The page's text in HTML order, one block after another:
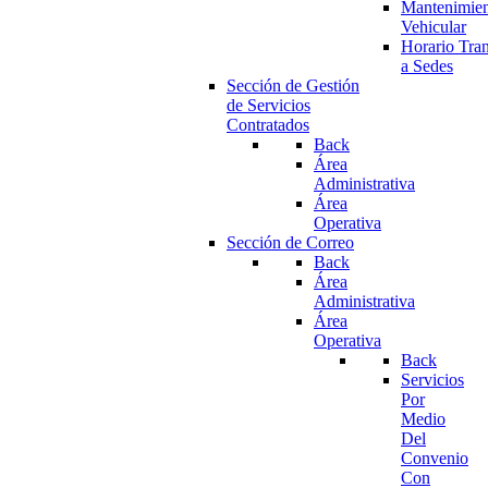
Vehicular
Horario
a Sedes
Sección de Gestión
de Servicios
Contratados
Back
Área
Administrativa
Área
Operativa
Sección de Correo
Back
Área
Administrativa
Área
Operativa
Back
Servicios
Por
Medio
Del
Convenio
Con